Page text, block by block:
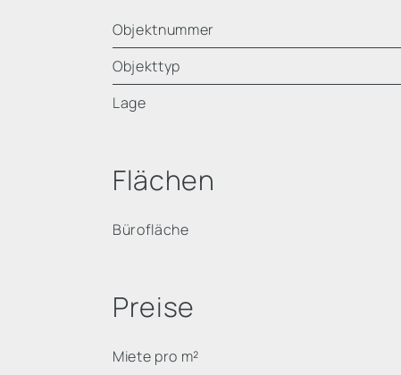
Objektnummer
Objekttyp
Lage
Flächen
Bürofläche
Preise
Miete pro m²